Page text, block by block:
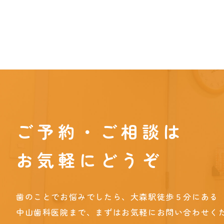
ご予約・ご相談は
お気軽にどうぞ
歯のことでお悩みでしたら、大森駅徒歩５分にある
中山歯科医院まで、まずはお気軽にお問い合わせく